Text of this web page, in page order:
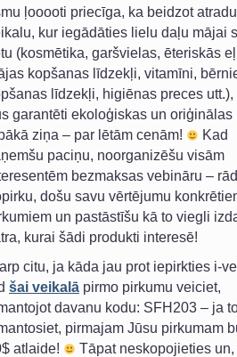
ļooooti priecīga, ka beidzot atradu
kur iegādāties lielu daļu mājai
(kosmētika, garšvielas, ēteriskās
kopšanas līdzekļi, vitamīni,
līdzekļi, higiēnas preces utt.),
garantēti ekoloģiskas un oriģinālas
ziņa – par lētām cenām!
Kad
paciņu, noorganizēšu visām
bezmaksas vebināru –
došu savu vērtējumu
un pastāstīšu kā to viegli
kurai šādi produkti interesē!
citu, ja kāda jau prot iepirkties i-
šai veikalā pirmo pirkumu veiciet,
davanu kodu: SFH203 – ja
pirmajam Jūsu pirkumam
atlaide!
Tāpat neskopojieties un,